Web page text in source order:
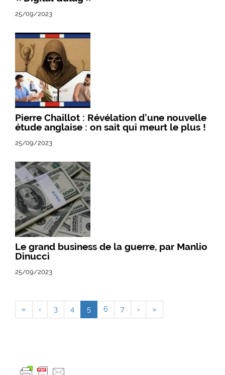
25/09/2023
Pierre Chaillot : Révélation d’une nouvelle
étude anglaise : on sait qui meurt le plus !
25/09/2023
Le grand business de la guerre, par Manlio
Dinucci
25/09/2023
« ‹ 3 4 5 6 7 › »